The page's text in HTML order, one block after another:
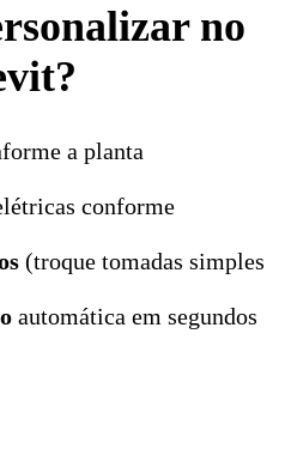
no
a planta
conforme
(troque tomadas simples
automática em segundos